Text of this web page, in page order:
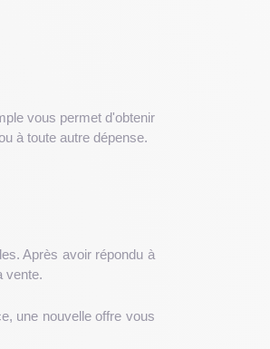
vos Options
vous permet d'obtenir
à toute autre dépense.
Après avoir répondu à
vente.
une nouvelle offre vous